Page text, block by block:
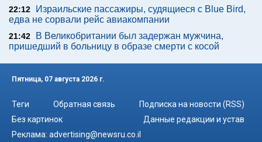
22:12
Израильские пассажиры, судящиеся с Blue Bird,
едва не сорвали рейс авиакомпании
21:42
В Великобритании был задержан мужчина,
пришедший в больницу в образе смерти с косой
Пятница, 07 августа 2026 г.
Теги Обратная связь
Подписка на новости (RSS)
Без картинок
Данные редакции и устав
Реклама: advertising@newsru.co.il